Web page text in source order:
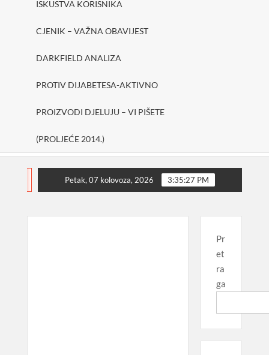
ISKUSTVA KORISNIKA
CJENIK – VAŽNA OBAVIJEST
DARKFIELD ANALIZA
PROTIV DIJABETESA-AKTIVNO
PROIZVODI DJELUJU – VI PIŠETE
(PROLJEĆE 2014.)
SHAKE ONE PURE Protiv dijabetesa-
Petak, 07 kolovoza, 2026 3:35:28 PM
Pr
et
ra
ga